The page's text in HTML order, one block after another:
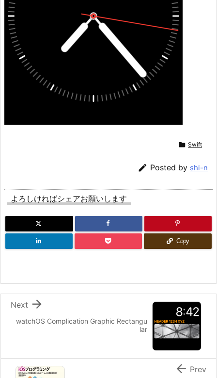
 Swift
 Posted by shi-n
よろしければシェアお願いします
Copy
watchOS Complication Graphic Rectangu
lar

Next
 Prev